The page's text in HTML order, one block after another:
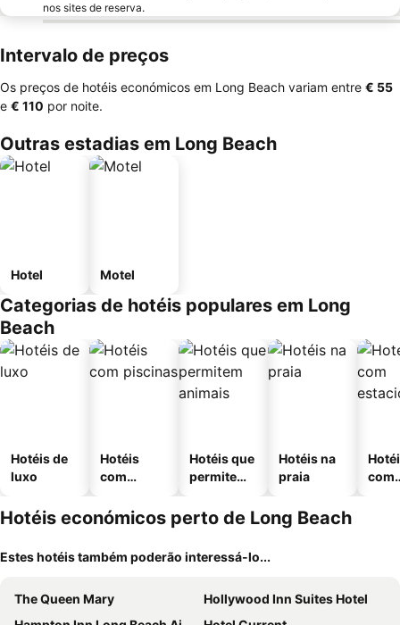
nos sites de reserva.
Intervalo de preços
Os preços de hotéis económicos em Long Beach variam entre ‎€ 55
e ‎€ 110 por noite.
Outras estadias em Long Beach
Hotel Motel
Categorias de hotéis populares em Long
Beach
Hotéis de
luxo
Hotéis
com
Hotéis que
permitem
Hotéis na
praia
com
Hotéis económicos perto de Long Beach
Estes hotéis também poderão interessá-lo...
The Queen Mary
Hollywood Inn Suites Hotel